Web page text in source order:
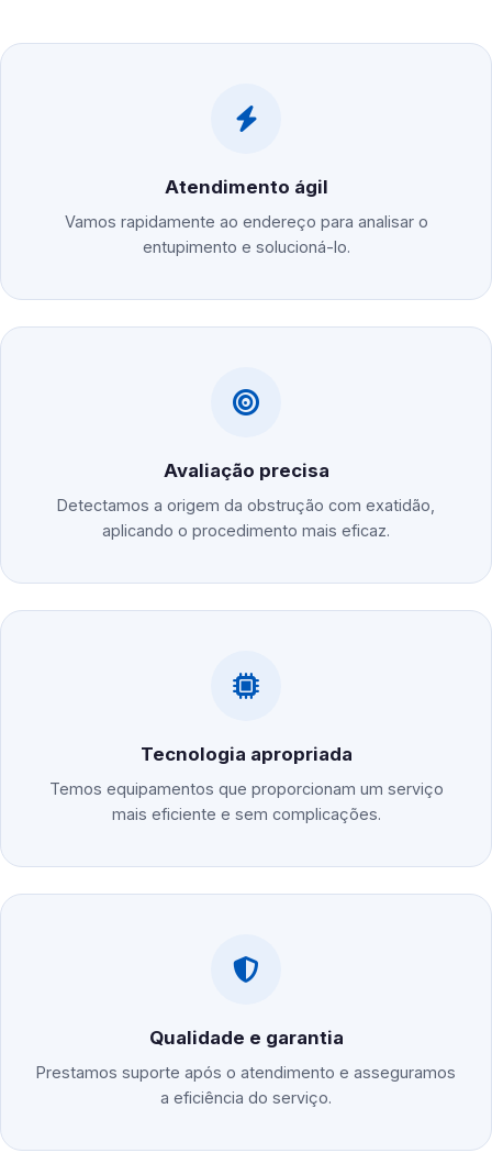
Atendimento ágil
Vamos rapidamente ao endereço para analisar o
entupimento e solucioná-lo.
Avaliação precisa
Detectamos a origem da obstrução com exatidão,
aplicando o procedimento mais eficaz.
Tecnologia apropriada
Temos equipamentos que proporcionam um serviço
mais eficiente e sem complicações.
Qualidade e garantia
Prestamos suporte após o atendimento e asseguramos
a eficiência do serviço.